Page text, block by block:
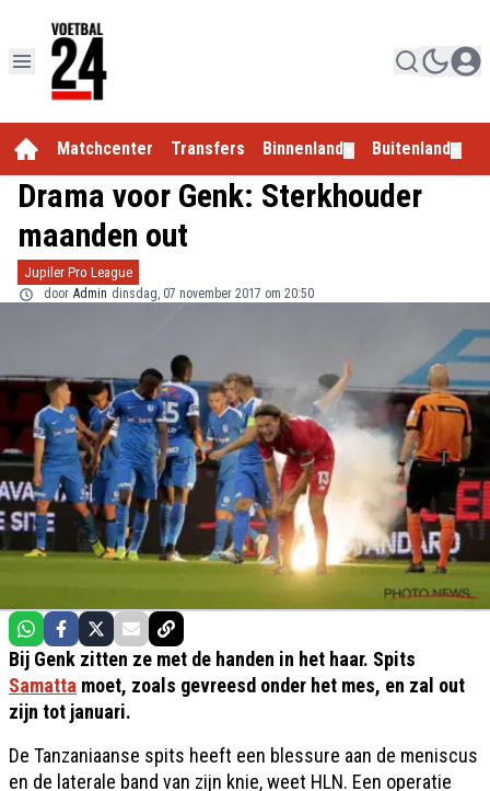
Matchcenter Transfers Binnenland Buitenland
Drama voor Genk: Sterkhouder
maanden out
Jupiler Pro League
door Admin dinsdag, 07 november 2017 om 20:50
Bij Genk zitten ze met de handen in het haar. Spits
Samatta moet, zoals gevreesd onder het mes, en zal out
zijn tot januari.
De Tanzaniaanse spits heeft een blessure aan de meniscus
en de laterale band van zijn knie, weet HLN. Een operatie